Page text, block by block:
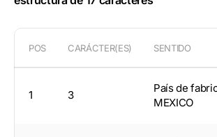
POS CARÁCTER(ES) SENTIDO
1 3
País de
MEXICO